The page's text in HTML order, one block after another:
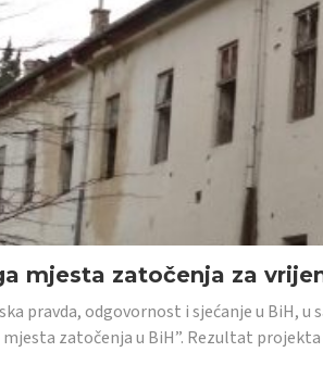
mjesta zatočenja za
pravda, odgovornost i sjećanje u BiH,
zatočenja u BiH”. Rezultat